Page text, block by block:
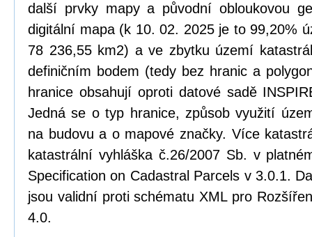
další prvky mapy a původní obloukovou
digitální mapa (k 10. 02. 2025 je to 99,20%
78 236,55 km2) a ve zbytku území
definičním bodem (tedy bez hranic a
hranice obsahují oproti datové sadě
Jedná se o typ hranice, způsob využití
na budovu a o mapové značky. Více
katastrální vyhláška č.26/2007 Sb. v
Specification on Cadastral Parcels v 3.0.1.
jsou validní proti schématu XML pro
4.0.